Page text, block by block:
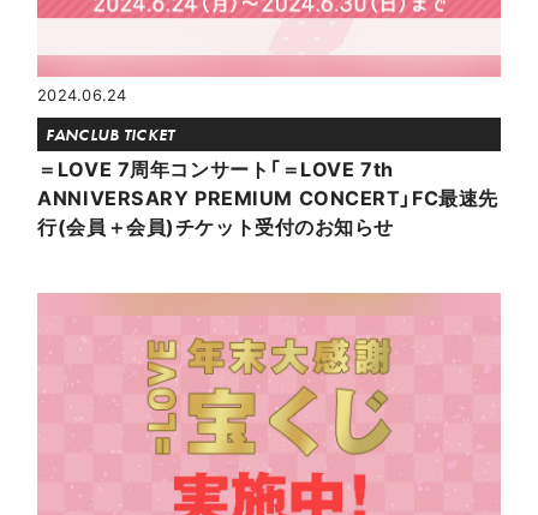
2024.06.24
FANCLUB TICKET
＝LOVE 7周年コンサート「＝LOVE 7th
ANNIVERSARY PREMIUM CONCERT」FC最速先
行(会員＋会員)チケット受付のお知らせ